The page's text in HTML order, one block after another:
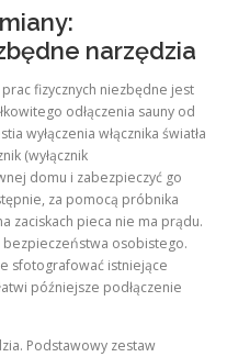
narzędzia
fizycznych niezbędne jest
odłączenia sauny od
wyłączenia włącznika światła
(wyłącznik
domu i zabezpieczyć go
za pomocą próbnika
zaciskach pieca nie ma prądu.
osobistego.
sfotografować istniejące
późniejsze podłączenie
Podstawowy zestaw